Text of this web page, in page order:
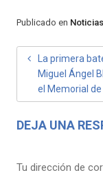
Publicado en Noticias
NAVEGACIÓN
ENTRADAS
La primera
Miguel Ángel
el Memorial
DEJA UNA
Tu dirección de